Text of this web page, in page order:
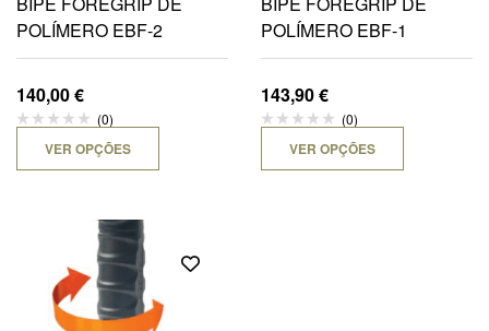
POLÍMERO EBF-2
140,00€
(0)
VER OPÇÕES
POLÍMERO EBF-1
143,90€
(0)
VER OPÇÕES